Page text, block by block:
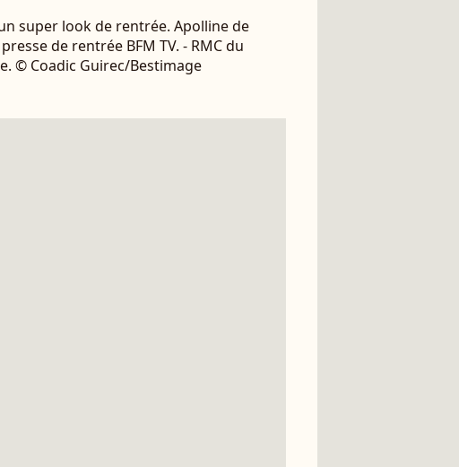
super look de rentrée. Apolline de
de rentrée BFM TV. - RMC du
© Coadic Guirec/Bestimage